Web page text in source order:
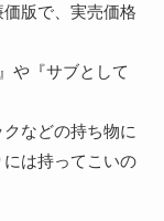
版で、実売価格
や『サブとして
などの持ち物に
は持ってこいの